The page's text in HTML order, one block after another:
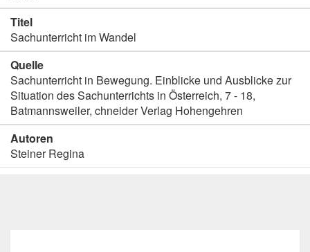
Titel
Sachunterricht im Wandel
Quelle
Sachunterricht in Bewegung. Einblicke und Ausblicke zur
Situation des Sachunterrichts in Österreich, 7 - 18,
Batmannsweiler, chneider Verlag Hohengehren
Autoren
Steiner Regina